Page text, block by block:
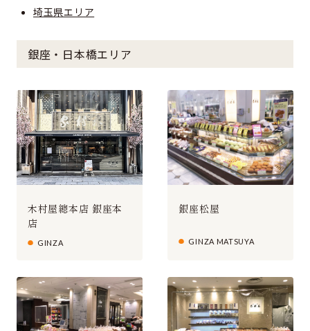
埼玉県エリア
銀座・日本橋エリア
木村屋總本店 銀座本
店
GINZA
銀座松屋
GINZA MATSUYA